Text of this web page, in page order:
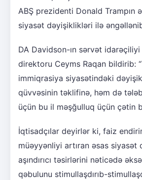
ABŞ prezidenti Donald Trampın
siyasət dəyişiklikləri ilə
DA Davidson-ın sərvət
direktoru Ceyms Raqan bildirib:
immiqrasiya siyasətindəki
qüvvəsinin təklifinə, həm də
üçün bu il məşğulluq üçün çətin
İqtisadçılar deyirlər ki, faiz
müəyyənliyi artıran əsas siyasət
aşındırıcı təsirlərini nəticədə
qəbulunu stimullaşdırıb-